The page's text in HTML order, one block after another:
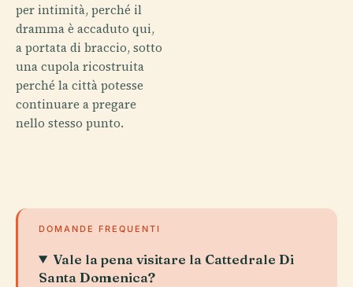
per intimità, perché il
dramma è accaduto qui,
a portata di braccio, sotto
una cupola ricostruita
perché la città potesse
continuare a pregare
nello stesso punto.
DOMANDE FREQUENTI
Vale la pena visitare la Cattedrale Di
Santa Domenica?